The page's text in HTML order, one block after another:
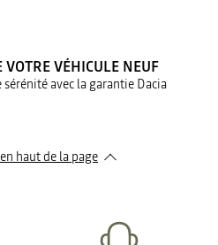
VOTRE VÉHICULE NEUF
avec la garantie Dacia
haut de la page